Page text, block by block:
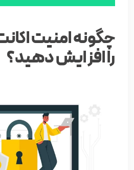
چگونه امنیت
را افزایش دهید؟